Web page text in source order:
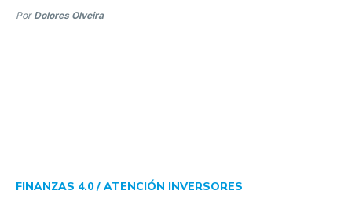
Por Dolores Olveira
FINANZAS 4.0 / ATENCIÓN INVERSORES